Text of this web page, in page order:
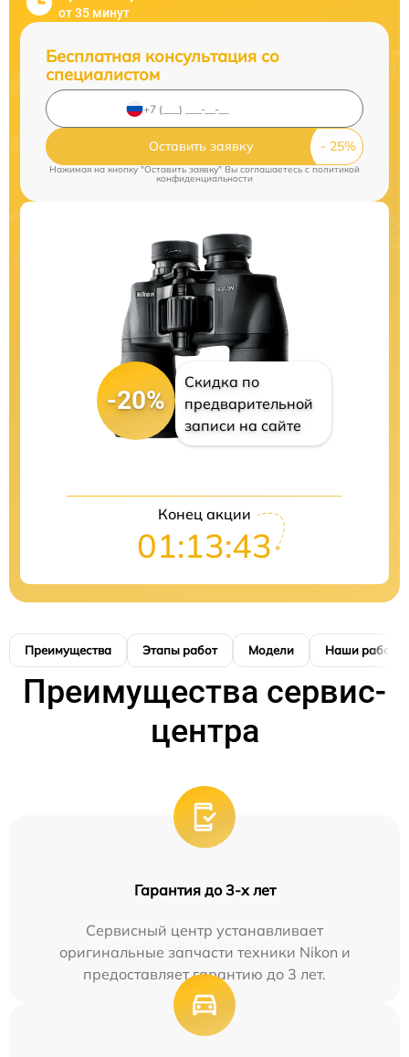
от 35 минут
Бесплатная консультация со
специалистом
Оставить заявку
Нажимая на кнопку "Оставить заявку" Вы соглашаетесь cполитикой
конфиденциальности
-20%
Скидка по
предварительной
записи на сайте
Конец акции
01:13:42
Преимущества Этапы работ Модели Наши работы
Преимущества сервис-
центра
Гарантия до 3-х лет
Сервисный центр устанавливает
оригинальные запчасти техники Nikon и
предоставляет гарантию до 3 лет.